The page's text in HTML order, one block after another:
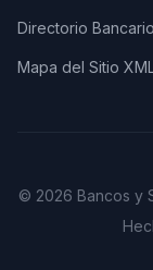
Directorio Bancario
Mapa del Sitio XML
© 2026 Bancos y